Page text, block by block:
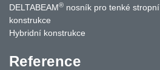
DELTABEAM® nosník pro tenké stropní
konstrukce
Hybridní konstrukce
Reference